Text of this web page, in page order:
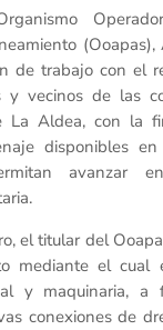
(Ooapas),
de trabajo con el
y vecinos de las
La Aldea, con la
disponibles
avanzar
el titular del
mediante el cual
y maquinaria,
conexiones de